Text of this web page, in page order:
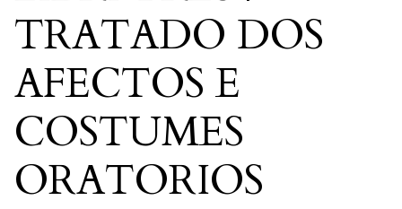
TRATADO DOS
AFECTOS E
COSTUMES
ORATORIOS